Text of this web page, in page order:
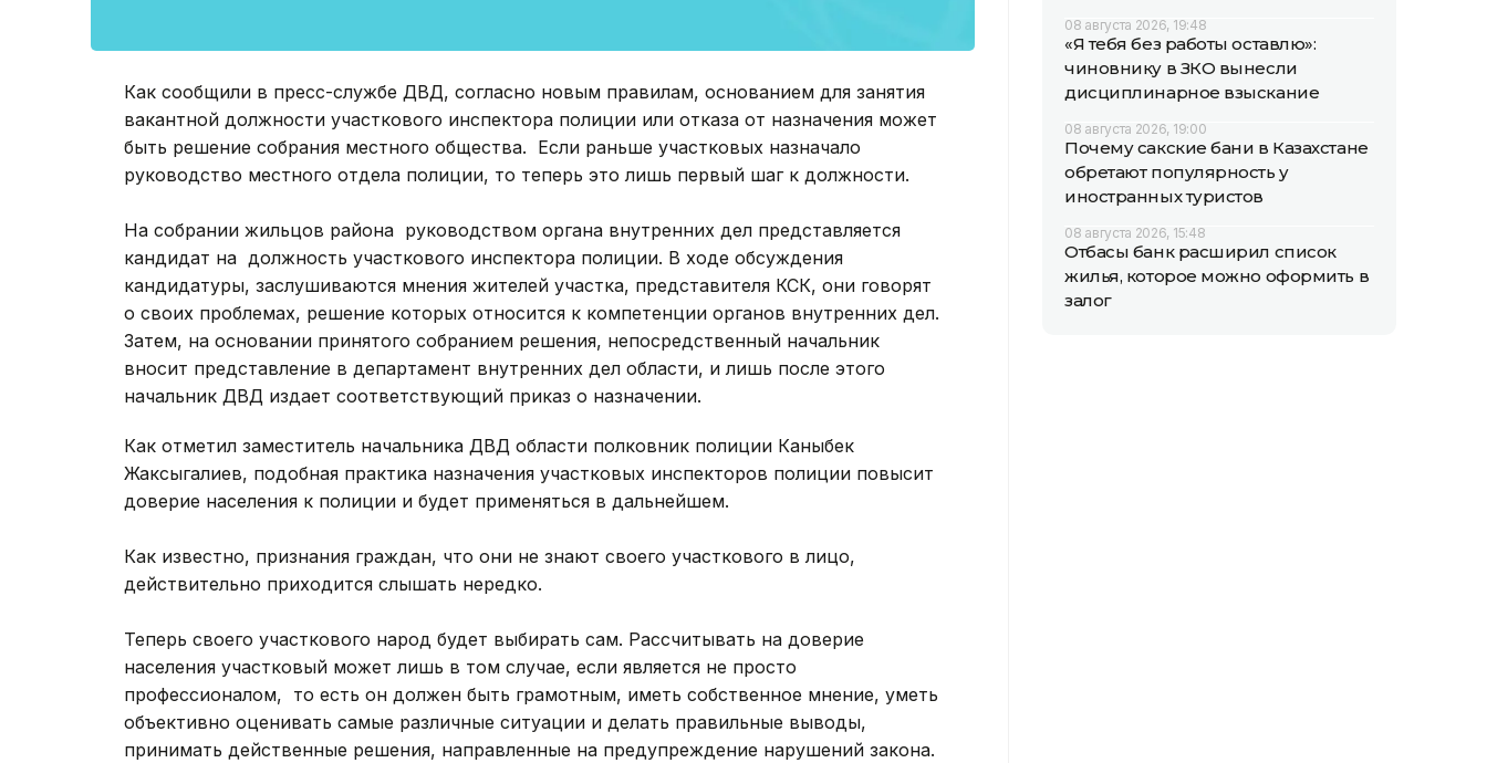
Как сообщили в пресс-службе ДВД, согласно новым правилам, основанием для занятия
вакантной должности участкового инспектора полиции или отказа от назначения может
быть решение собрания местного общества. Если раньше участковых назначало
руководство местного отдела полиции, то теперь это лишь первый шаг к должности.
На собрании жильцов района руководством органа внутренних дел представляется
кандидат на должность участкового инспектора полиции. В ходе обсуждения
кандидатуры, заслушиваются мнения жителей участка, представителя КСК, они говорят
о своих проблемах, решение которых относится к компетенции органов внутренних дел.
Затем, на основании принятого собранием решения, непосредственный начальник
вносит представление в департамент внутренних дел области, и лишь после этого
начальник ДВД издает соответствующий приказ о назначении.
Как отметил заместитель начальника ДВД области полковник полиции Каныбек
Жаксыгалиев, подобная практика назначения участковых инспекторов полиции повысит
доверие населения к полиции и будет применяться в дальнейшем.
Как известно, признания граждан, что они не знают своего участкового в лицо,
действительно приходится слышать нередко.
Теперь своего участкового народ будет выбирать сам. Рассчитывать на доверие
населения участковый может лишь в том случае, если является не просто
профессионалом, то есть он должен быть грамотным, иметь собственное мнение, уметь
объективно оценивать самые различные ситуации и делать правильные выводы,
принимать действенные решения, направленные на предупреждение нарушений закона.
08 августа 2026, 19:48
«Я тебя без работы оставлю»:
чиновнику в ЗКО вынесли
дисциплинарное взыскание
08 августа 2026, 19:00
Почему сакские бани в Казахстане
обретают популярность у
иностранных туристов
08 августа 2026, 15:48
Отбасы банк расширил список
жилья, которое можно оформить в
залог